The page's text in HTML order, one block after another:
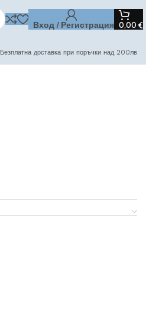
Вход / Регистрация 0,00 €
Безплатна доставка при поръчки над 200лв